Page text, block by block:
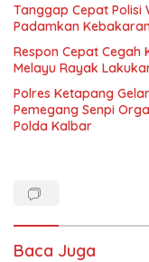
Tanggap Cepat
Padamkan
Respon Cepat Cegah
Melayu Rayak
Polres Ketapang
Pemegang Senpi
Polda Kalbar
Baca Juga